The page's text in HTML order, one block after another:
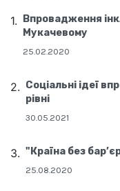
Впровадження
Мукачевому
25.02.2020
Соціальні ідеї
рівні
30.05.2021
"Країна без
25.08.2020